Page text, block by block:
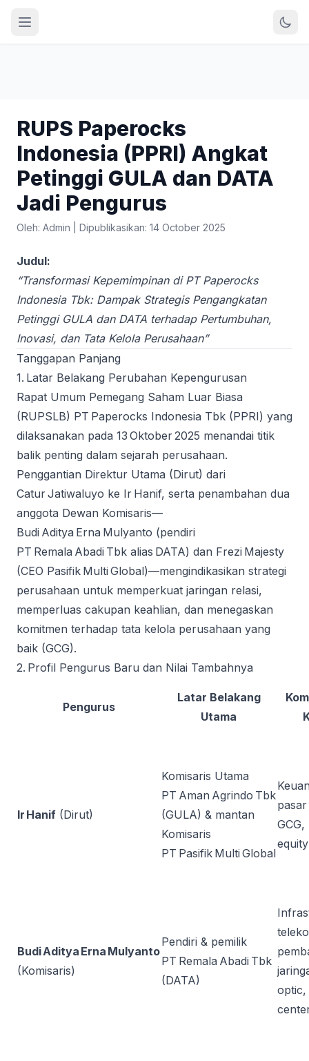
RUPS Paperocks
Indonesia (PPRI) Angkat
Petinggi GULA dan DATA
Jadi Pengurus
Oleh: Admin Dipublikasikan: 14 October 2025
Judul:
“Transformasi Kepemimpinan di PT Paperocks
Indonesia Tbk: Dampak Strategis Pengangkatan
Petinggi GULA dan DATA terhadap Pertumbuhan,
Inovasi, dan Tata Kelola Perusahaan”
Tanggapan Panjang
1. Latar Belakang Perubahan Kepengurusan
Rapat Umum Pemegang Saham Luar Biasa
(RUPSLB) PT Paperocks Indonesia Tbk (PPRI) yang
dilaksanakan pada 13 Oktober 2025 menandai titik
balik penting dalam sejarah perusahaan.
Penggantian Direktur Utama (Dirut) dari
Catur Jatiwaluyo ke Ir Hanif, serta penambahan dua
anggota Dewan Komisaris—
Budi Aditya Erna Mulyanto (pendiri
PT Remala Abadi Tbk alias DATA) dan Frezi Majesty
(CEO Pasifik Multi Global)—mengindikasikan strategi
perusahaan untuk memperkuat jaringan relasi,
memperluas cakupan keahlian, dan menegaskan
komitmen terhadap tata kelola perusahaan yang
baik (GCG).
2. Profil Pengurus Baru dan Nilai Tambahnya
Pengurus
Latar Belakang
Utama
Ir Hanif (Dirut)
Komisaris Utama
PT Aman Agrindo Tbk
(GULA) & mantan
Komisaris
PT Pasifik Multi Global
equity
Budi Aditya Erna Mulyanto
(Komisaris)
Pendiri & pemilik
PT Remala Abadi Tbk
(DATA)
optic,